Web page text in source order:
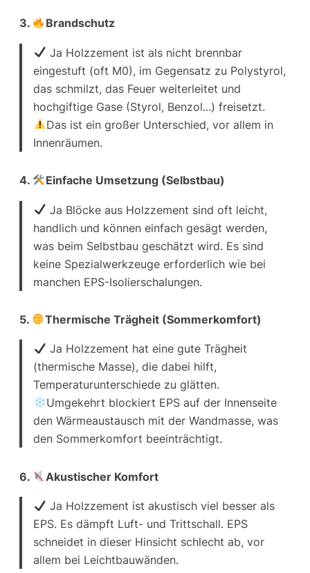
3. Brandschutz
Ja Holzzement ist als nicht brennbar
eingestuft (oft M0), im Gegensatz zu Polystyrol,
das schmilzt, das Feuer weiterleitet und
hochgiftige Gase (Styrol, Benzol...) freisetzt.
Das ist ein großer Unterschied, vor allem in
Innenräumen.
4. Einfache Umsetzung (Selbstbau)
Ja Blöcke aus Holzzement sind oft leicht,
handlich und können einfach gesägt werden,
was beim Selbstbau geschätzt wird. Es sind
keine Spezialwerkzeuge erforderlich wie bei
manchen EPS-Isolierschalungen.
5. Thermische Trägheit (Sommerkomfort)
Ja Holzzement hat eine gute Trägheit
(thermische Masse), die dabei hilft,
Temperaturunterschiede zu glätten.
Umgekehrt blockiert EPS auf der Innenseite
den Wärmeaustausch mit der Wandmasse, was
den Sommerkomfort beeinträchtigt.
6. Akustischer Komfort
Ja Holzzement ist akustisch viel besser als
EPS. Es dämpft Luft- und Trittschall. EPS
schneidet in dieser Hinsicht schlecht ab, vor
allem bei Leichtbauwänden.